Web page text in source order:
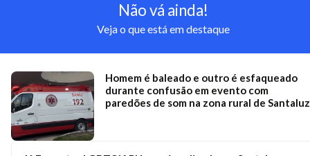
Não vá ainda!
Veja o que está em destaque
Homem é baleado e outro é esfaqueado
durante confusão em evento com
paredões de som na zona rural de Santaluz